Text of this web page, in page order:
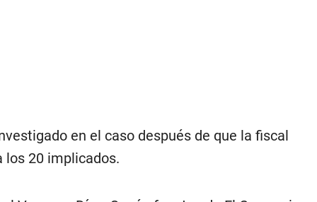
en el caso después de que la fiscal
los 20 implicados.